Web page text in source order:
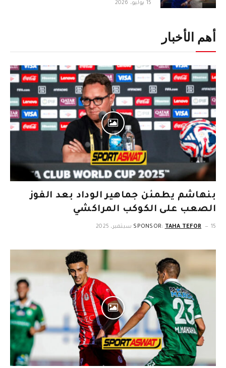
15 يوليو، 2026
أهم الأخبار
بنهاشم يطمئن جماهير الوداد بعد الفوز
الصعب على الكوكب المراكشي
SPONSOR: TAHA TEFOR 15 سبتمبر، 2025